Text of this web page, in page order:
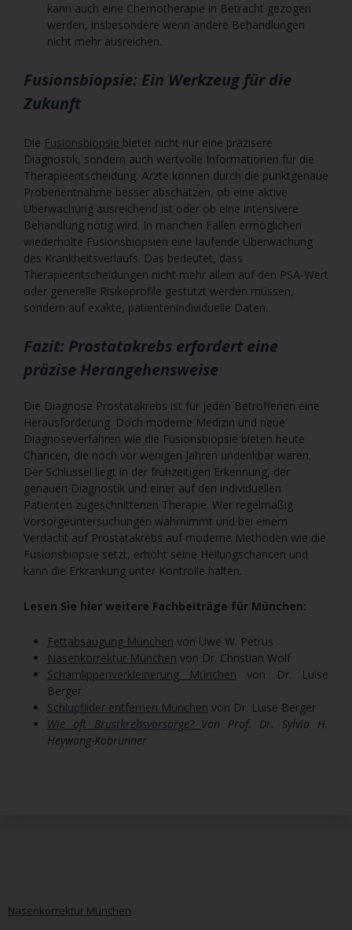
kann auch eine Chemotherapie in Betracht gezogen
werden, insbesondere wenn andere Behandlungen
nicht mehr ausreichen.
Fusionsbiopsie: Ein Werkzeug für die
Zukunft
Die Fusionsbiopsie bietet nicht nur eine präzisere
Diagnostik, sondern auch wertvolle Informationen für die
Therapieentscheidung. Ärzte können durch die punktgenaue
Probenentnahme besser abschätzen, ob eine aktive
Überwachung ausreichend ist oder ob eine intensivere
Behandlung nötig wird. In manchen Fällen ermöglichen
wiederholte Fusionsbiopsien eine laufende Überwachung
des Krankheitsverlaufs. Das bedeutet, dass
Therapieentscheidungen nicht mehr allein auf den PSA-Wert
oder generelle Risikoprofile gestützt werden müssen,
sondern auf exakte, patientenindividuelle Daten.
Fazit: Prostatakrebs erfordert eine
präzise Herangehensweise
Die Diagnose Prostatakrebs ist für jeden Betroffenen eine
Herausforderung. Doch moderne Medizin und neue
Diagnoseverfahren wie die Fusionsbiopsie bieten heute
Chancen, die noch vor wenigen Jahren undenkbar waren.
Der Schlüssel liegt in der frühzeitigen Erkennung, der
genauen Diagnostik und einer auf den individuellen
Patienten zugeschnittenen Therapie. Wer regelmäßig
Vorsorgeuntersuchungen wahrnimmt und bei einem
Verdacht auf Prostatakrebs auf moderne Methoden wie die
Fusionsbiopsie setzt, erhöht seine Heilungschancen und
kann die Erkrankung unter Kontrolle halten.
Lesen Sie hier weitere Fachbeiträge für München:
Fettabsaugung München von Uwe W. Petrus
Nasenkorrektur München von Dr. Christian Wolf
Schamlippenverkleinerung München von Dr. Luise
Berger
Schlupflider entfernen München von Dr. Luise Berger
Wie oft Brustkrebsvorsorge? Von Prof. Dr. Sylvia H.
Heywang-Köbrunner
Nasenkorrektur München